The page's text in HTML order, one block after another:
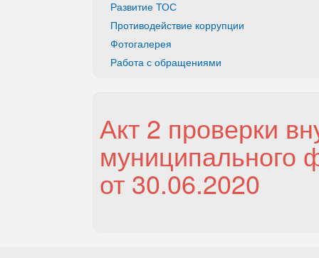
Развитие ТОС
Противодействие коррупции
Фотогалерея
Работа с обращениями
Акт 2 проверки
муниципального
от 30.06.2020